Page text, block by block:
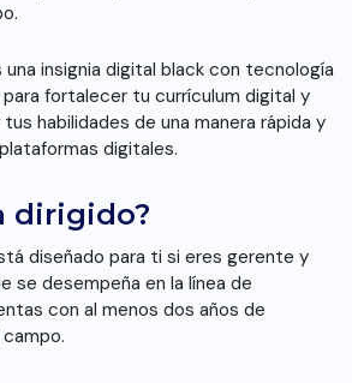
insignia digital black con tecnología
para fortalecer tu currículum digital y
habilidades de una manera rápida y
digitales.
dirigido?
diseñado para ti si eres gerente y
se desempeña en la línea de
con al menos dos años de